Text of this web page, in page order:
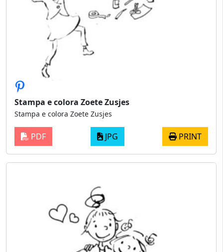
Stampa e colora Zoete Zusjes
Stampa e colora Zoete Zusjes
PDF JPG PRINT